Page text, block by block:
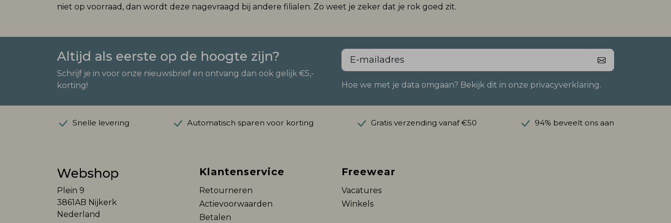
niet op voorraad, dan wordt deze nagevraagd bij andere filialen. Zo weet je zeker dat je rok goed zit.
Altijd als eerste op de hoogte zijn?
Schrijf je in voor onze nieuwsbrief en ontvang dan ook gelijk €5,-
korting!
Hoe we met je data omgaan? Bekijk dit in onze privacyverklaring.
Snelle levering Automatisch sparen voor korting Gratis verzending vanaf €50 94% beveelt ons aan
Webshop
Plein 9
3861AB Nijkerk
Nederland
Klantenservice
Retourneren
Actievoorwaarden
Betalen
Freewear
Vacatures
Winkels